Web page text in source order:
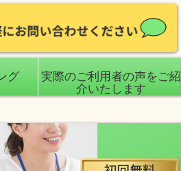
グ
実際のご利用者の声をご紹
介いたします